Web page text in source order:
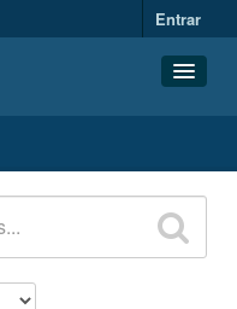
Entrar